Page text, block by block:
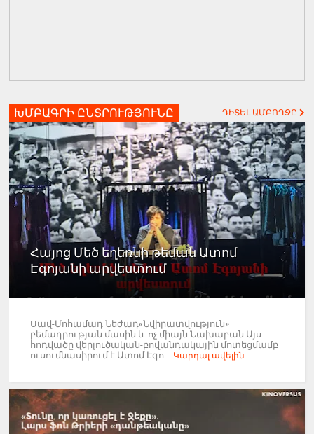
ԽՄԲԱԳՐԻ ԸՆՏՐՈՒԹՅՈՒՆԸ ԴԻՏԵԼ ԱՄԲՈՂՋԸ
Հայոց Մեծ եղեռնի թեման Ատոմ
Էգոյանի արվեստում
Սավ-Մոհամադ Նեժադ«Նվիրատվություն»
բեմադրության մասին և ոչ միայն Նախաբան Այս
հոդվածը վերլուծական-բովանդակային մոտեցմամբ
ուսումնասիրում է Ատոմ Էգո... Կարդալ ավելին